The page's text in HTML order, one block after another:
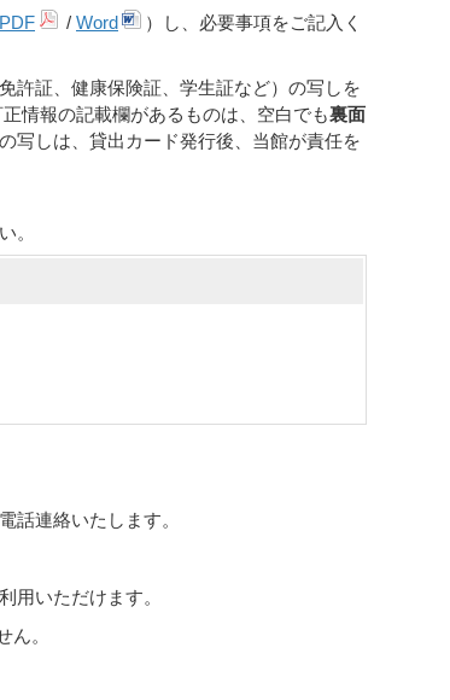
PDF / Word
）し、必要事項をご記入く
許証、健康保険証、学生証など）の写しを
情報の記載欄があるものは、空白でも裏面
写しは、貸出カード発行後、当館が責任を
。
話連絡いたします。
用いただけます。
ん。